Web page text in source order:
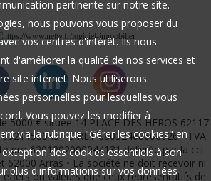
5000 € située 14 PLACE DES HEROS 62117
• SIRET 88032468600026 • TVA
pro 6201202000044131 délivrée par la cci
62000 Arras • La société ne doit recevoir ni
ou valeurs que ceux représentatifs de
pertinente sur notre site.
nous pouvons vous proposer du
vos centres d'intérêt. Ils nous
d'améliorer la qualité de nos services et
site internet. Nous utiliserons
personnelles pour lesquelles vous
Vous pouvez les modifier à
via la rubrique "Gérer les cookies" en
des cookies essentiels à son
plus d'informations sur vos données